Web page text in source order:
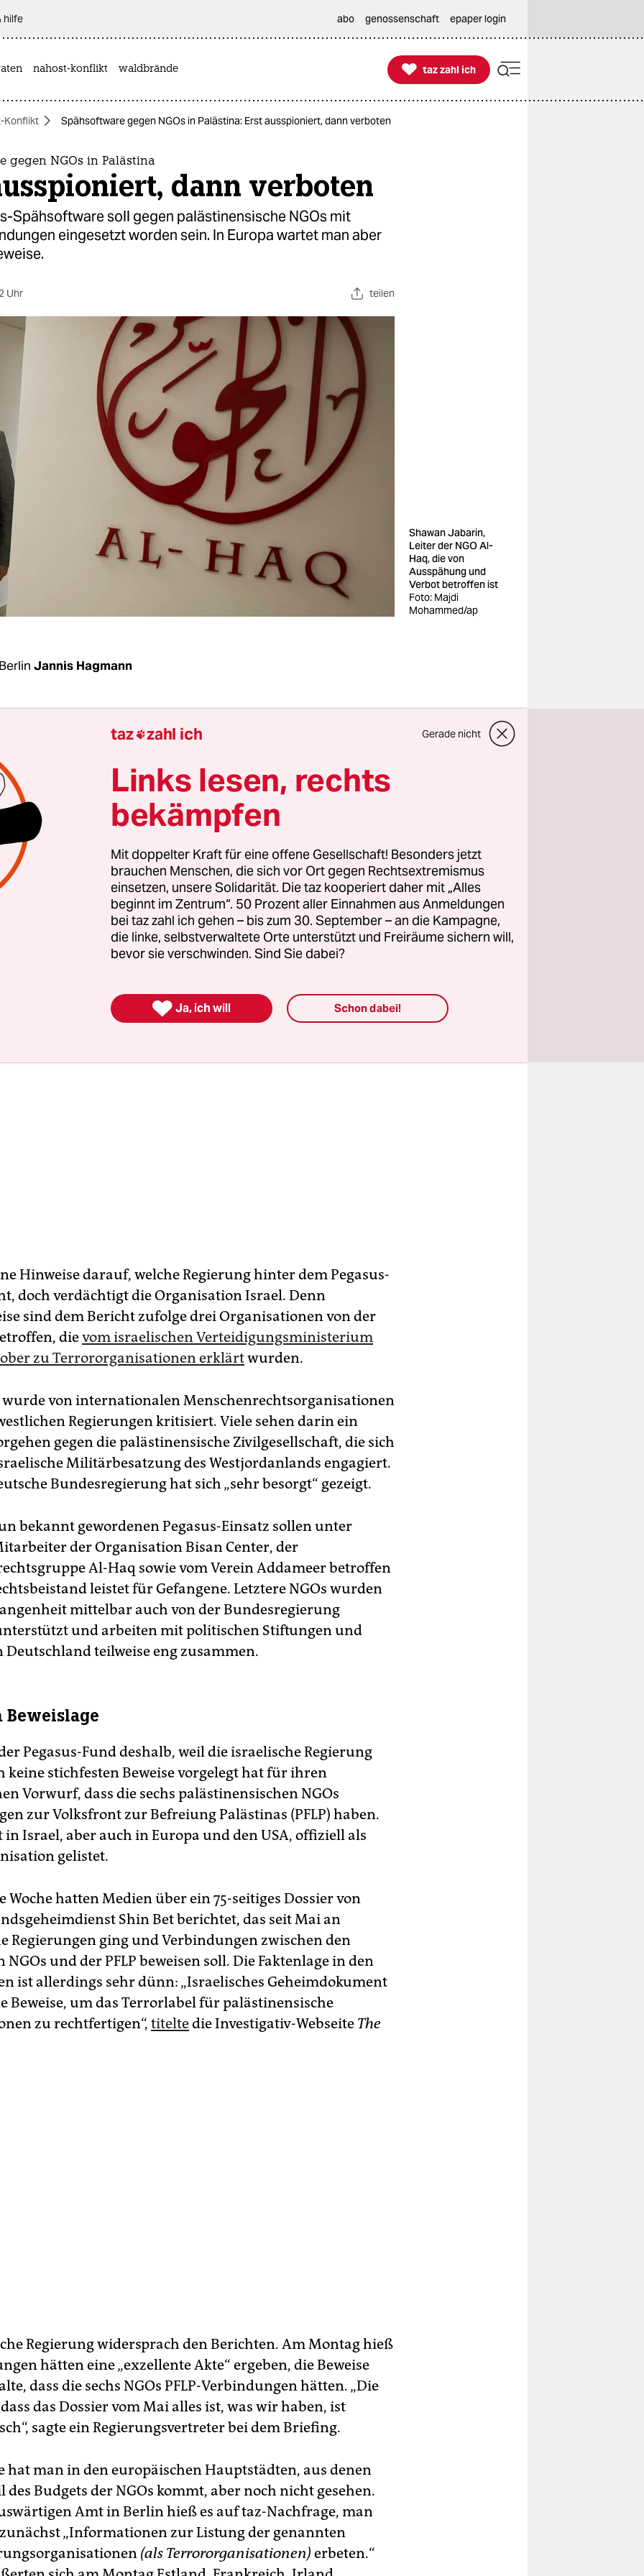
hilfe abo genossenschaft epaper login
nahost-konflikt waldbrände 
taz zahl ich
taz zahl ich
Konflikt Spähsoftware gegen NGOs in Palästina: Erst ausspioniert, dann verboten
gegen NGOs in Palästina
dann verboten
Spähsoftware soll gegen palästinensische NGOs mit
eingesetzt worden sein. In Europa wartet man aber
Uhr teilen
Shawan Jabarin,
Leiter der NGO Al-
Haq, die von
Ausspähung und
Verbot betroffen ist
Foto: Majdi
Mohammed/ap
Jannis Hagmann
grüßen, diesmal aus Nahost: Die
für Furore sorgte , soll auch gegen palästinensische
(NGOs) eingesetzt worden sein, die
aus Europa finanziert werden. Diese stehen aktuell
Zentrum einer internationalen Debatte, da Israel ihnen
vorwirft.
der in Irland ansässigen Menschenrechtsorganisation
(FLD) zufolge haben Ex­per­t*in­nen insgesamt 75
Mit­ar­bei­te­r*in­nen palästinensischer Organisationen
Dabei wurden sie bei sechs Geräten fündig. Das Citizen
Toronto sowie Amnesty International bestätigten
Hinweise darauf, welche Regierung hinter dem Pegasus-
doch verdächtigt die Organisation Israel. Denn
sind dem Bericht zufolge drei Organisationen von der
dievom israelischen Verteidigungsministerium
zu Terrororganisationen erklärtwurden.
von internationalen Menschenrechtsorganisationen
Regierungen kritisiert. Viele sehen darin ein
gegen die palästinensische Zivilgesellschaft, die sich
Militärbesatzung des Westjordanlands engagiert.
Bundesregierung hat sich „sehr besorgt“ gezeigt.
bekannt gewordenen Pegasus-Einsatz sollen unter
der Organisation Bisan Center, der
Al-Haq sowie vom Verein Addameer betroffen
leistet für Gefangene. Letztere NGOs wurden
mittelbar auch von der Bundesregierung
und arbeiten mit politischen Stiftungen und
Deutschland teilweise eng zusammen.
Beweislage
Pegasus-Fund deshalb, weil die israelische Regierung
keine stichfesten Beweise vorgelegt hat für ihren
Vorwurf, dass die sechs palästinensischen NGOs
zur Volksfront zur Befreiung Palästinas (PFLP) haben.
in Israel, aber auch in Europa und den USA, offiziell als
gelistet.
Woche hatten Medien über ein 75-seitiges Dossier von
Shin Bet berichtet, das seit Mai an
Regierungen ging und Verbindungen zwischen den
und der PFLP beweisen soll. Die Faktenlage in den
ist allerdings sehr dünn: „Israelisches Geheimdokument
Beweise, um das Terrorlabel für palästinensische
zu rechtfertigen“, titeltedie Investigativ-Webseite The
Regierung widersprach den Berichten. Am Montag hieß
hätten eine „exzellente Akte“ ergeben, die Beweise
dass die sechs NGOs PFLP-Verbindungen hätten. „Die
das Dossier vom Mai alles ist, was wir haben, ist
sagte ein Regierungsvertreter bei dem Briefing.
hat man in den europäischen Hauptstädten, aus denen
des Budgets der NGOs kommt, aber noch nicht gesehen.
Amt in Berlin hieß es auf taz-Nachfrage, man
„Informationen zur Listung der genannten
(als Terrororganisationen) erbeten.“
taz zahl ich Gerade nicht
Links lesen, rechts
bekämpfen
Mit doppelter Kraft für eine offene Gesellschaft! Besonders jetzt
brauchen Menschen, die sich vor Ort gegen Rechtsextremismus
einsetzen, unsere Solidarität. Die taz kooperiert daher mit „Alles
beginnt im Zentrum“. 50 Prozent aller Einnahmen aus Anmeldungen
bei taz zahl ich gehen – bis zum 30. September – an die Kampagne,
die linke, selbstverwaltete Orte unterstützt und Freiräume sichern will,
bevor sie verschwinden. Sind Sie dabei?
 Ja, ich will Schon dabei!